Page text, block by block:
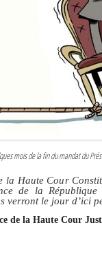
mois de la fin du mandat du
Haute Cour
de la
verront le jour d’ici
de la Haute Cour